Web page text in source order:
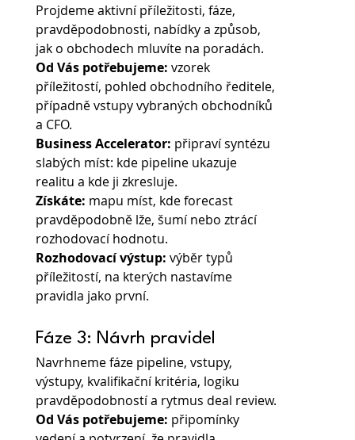
Projdeme aktivní příležitosti, fáze,
pravděpodobnosti, nabídky a způsob,
jak o obchodech mluvíte na poradách.
Od Vás potřebujeme: vzorek
příležitostí, pohled obchodního ředitele,
případně vstupy vybraných obchodníků
a CFO.
Business Accelerator: připraví syntézu
slabých míst: kde pipeline ukazuje
realitu a kde ji zkresluje.
Získáte: mapu míst, kde forecast
pravděpodobně lže, šumí nebo ztrácí
rozhodovací hodnotu.
Rozhodovací výstup: výběr typů
příležitostí, na kterých nastavíme
pravidla jako první.
Fáze 3: Návrh pravidel
Navrhneme fáze pipeline, vstupy,
výstupy, kvalifikační kritéria, logiku
pravděpodobností a rytmus deal review.
Od Vás potřebujeme: připomínky